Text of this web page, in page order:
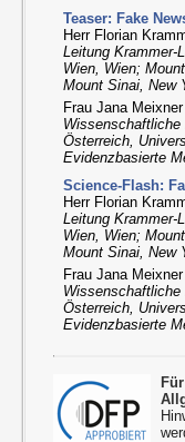
Teaser: Fake
Herr Florian
Leitung
Wien, Wien;
Mount Sinai, New
Frau Jana Meixner
Wissenschaftliche
Österreich,
Evidenzbasierte
Science-Flash:
Herr Florian
Leitung
Wien, Wien;
Mount Sinai, New
Frau Jana Meixner
Wissenschaftliche
Österreich,
Evidenzbasierte